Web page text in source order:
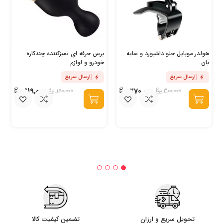
هولدر موبایل جلو داشبورد و سایه
بان
ارسال سریع
300,000
270,000
برس حرفه ای تمیزکننده چندکاره
خودرو و لوازم
ارسال سریع
170,000
119,000
تحویل سریع و ارزان تضمین کیفیت کالا